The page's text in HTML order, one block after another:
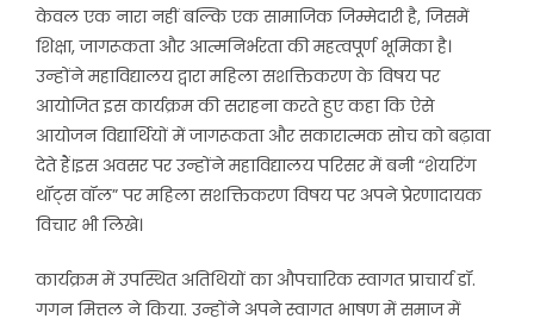
केवल एक नारा नहीं बल्कि एक सामाजिक जिम्मेदारी है, जिसमें
शिक्षा, जागरूकता और आत्मनिर्भरता की महत्वपूर्ण भूमिका है।
उन्होंने महाविद्यालय द्वारा महिला सशक्तिकरण के विषय पर
आयोजित इस कार्यक्रम की सराहना करते हुए कहा कि ऐसे
आयोजन विद्यार्थियों में जागरूकता और सकारात्मक सोच को बढ़ावा
देते हैं।इस अवसर पर उन्होंने महाविद्यालय परिसर में बनी “शेयरिंग
थॉट्स वॉल” पर महिला सशक्तिकरण विषय पर अपने प्रेरणादायक
विचार भी लिखे।
कार्यक्रम में उपस्थित अतिथियों का औपचारिक स्वागत प्राचार्य डॉ.
गगन मित्तल ने किया. उन्होंने अपने स्वागत भाषण में समाज में